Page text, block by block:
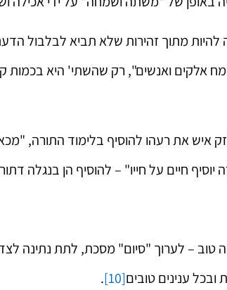
מתוך זהירות שלא תביא לבלבול
אלקים ואנשים", רק שהשתי' היא בכמות
איש את רעהו להוסיף בלימוד התורה,
חיים על חייו" – להוסיף הן בנגלה
טוב – לערוך "סיום" מסכת, לתת נתינה
ובכל ענינים טובים[10]
.
מלבה בי ובחברים שלי (כפי
החיים החסידיים במשפחה
ובשליחות
שליח הרבי שליט"א